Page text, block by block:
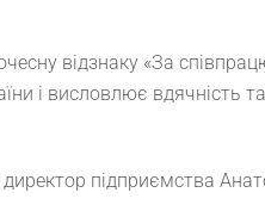
відзнаку «За
і висловлює вдячність
підприємства